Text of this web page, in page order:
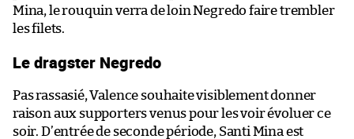
Mina, le rouquin verra de loin Negredo faire trembler
les filets.
Le dragster Negredo
Pas rassasié, Valence souhaite visiblement donner
raison aux supporters venus pour les voir évoluer ce
soir. D’entrée de seconde période, Santi Mina est